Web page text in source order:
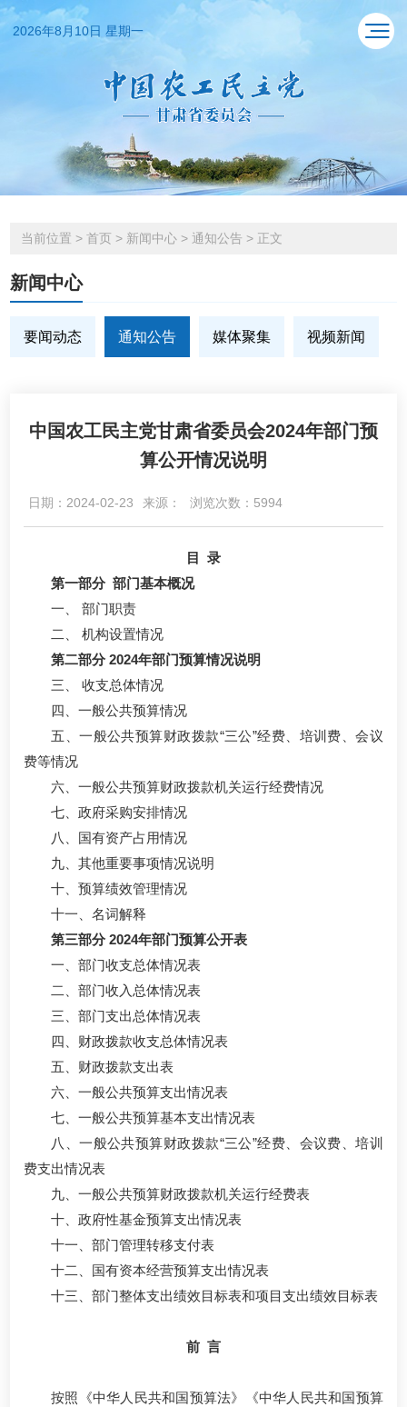
2026年8月10日 星期一
当前位置 > 首页 > 新闻中心 > 通知公告 > 正文
新闻中心
要闻动态 通知公告 媒体聚集 视频新闻
中国农工民主党甘肃省委员会2024年部门预
算公开情况说明
日期：2024-02-23 来源： 浏览次数：5994
目 录
第一部分 部门基本概况
一、 部门职责
二、 机构设置情况
第二部分 2024年部门预算情况说明
三、 收支总体情况
四、一般公共预算情况
五、一般公共预算财政拨款“三公”经费、培训费、会议
费等情况
六、一般公共预算财政拨款机关运行经费情况
七、政府采购安排情况
八、国有资产占用情况
九、其他重要事项情况说明
十、预算绩效管理情况
十一、名词解释
第三部分 2024年部门预算公开表
一、部门收支总体情况表
二、部门收入总体情况表
三、部门支出总体情况表
四、财政拨款收支总体情况表
五、财政拨款支出表
六、一般公共预算支出情况表
七、一般公共预算基本支出情况表
八、一般公共预算财政拨款“三公”经费、会议费、培训
费支出情况表
九、一般公共预算财政拨款机关运行经费表
十、政府性基金预算支出情况表
十一、部门管理转移支付表
十二、国有资本经营预算支出情况表
十三、部门整体支出绩效目标表和项目支出绩效目标表
前 言
按照《中华人民共和国预算法》《中华人民共和国预算